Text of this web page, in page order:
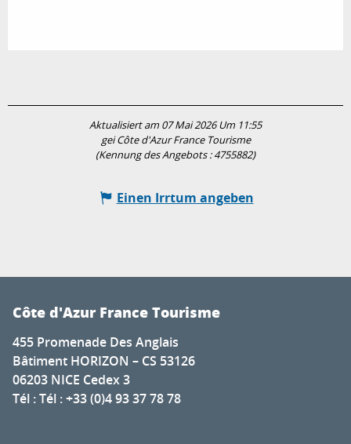
Aktualisiert am 07 Mai 2026 Um 11:55
gei Côte d'Azur France Tourisme
(Kennung des Angebots :4755882)
Einen Irrtum angeben
Côte d'Azur France Tourisme
455 Promenade Des Anglais
Bâtiment HORIZON – CS 53126
06203 NICE Cedex 3
Tél : Tél : +33 (0)4 93 37 78 78